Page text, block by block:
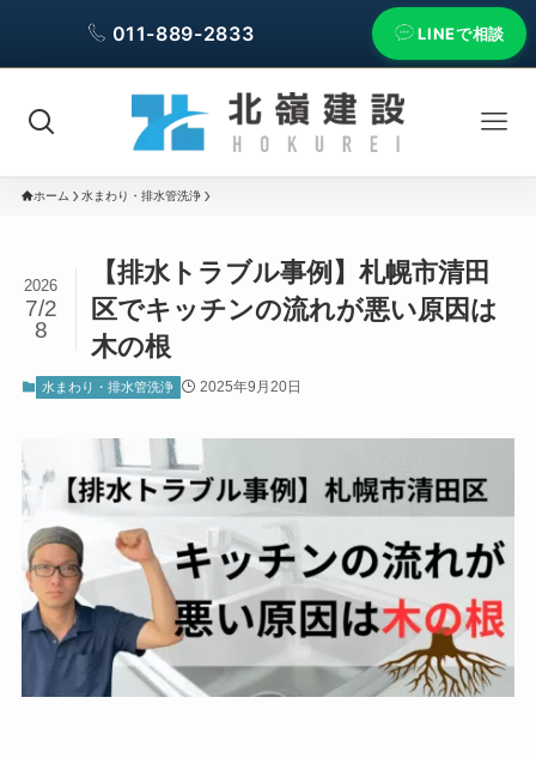
011-889-2833 LINEで相談
ホーム 水まわり・排水管洗浄
【排水トラブル事例】札幌市清田
区でキッチンの流れが悪い原因は
木の根
2026
7/2
8
水まわり・排水管洗浄 2025年9月20日